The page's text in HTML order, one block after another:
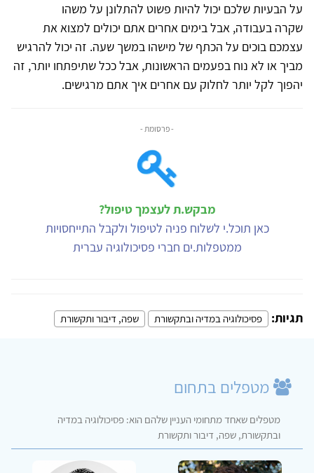
על הבעיות שלכם יכול להיות פשוט להתלונן על משהו
שקרה בעבודה, אבל בימים אחרים אתם יכולים למצוא את
עצמכם בוכים על הכתף של מישהו במשך שעה. זה יכול להרגיש
מביך או לא נוח בפעמים הראשונות, אבל ככל שתיפתחו יותר, זה
יהפוך לקל יותר לחלוק עם אחרים איך אתם מרגישים.
- פרסומת -
מבקש.ת לעצמך טיפול?
כאן תוכל.י לשלוח פניה לטיפול ולקבל התייחסויות
ממטפלות.ים חברי פסיכולוגיה עברית
תגיות: פסיכולוגיה במדיה ובתקשורת שפה, דיבור ותקשורת
מטפלים בתחום
מטפלים שאחד מתחומי העניין שלהם הוא: פסיכולוגיה במדיה
ובתקשורת, שפה, דיבור ותקשורת